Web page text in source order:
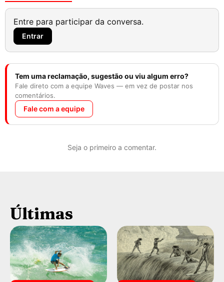
Entre para participar da conversa.
Entrar
Tem uma reclamação, sugestão ou viu algum erro?
Fale direto com a equipe Waves — em vez de postar nos
comentários.
Fale com a equipe
Seja o primeiro a comentar.
Últimas